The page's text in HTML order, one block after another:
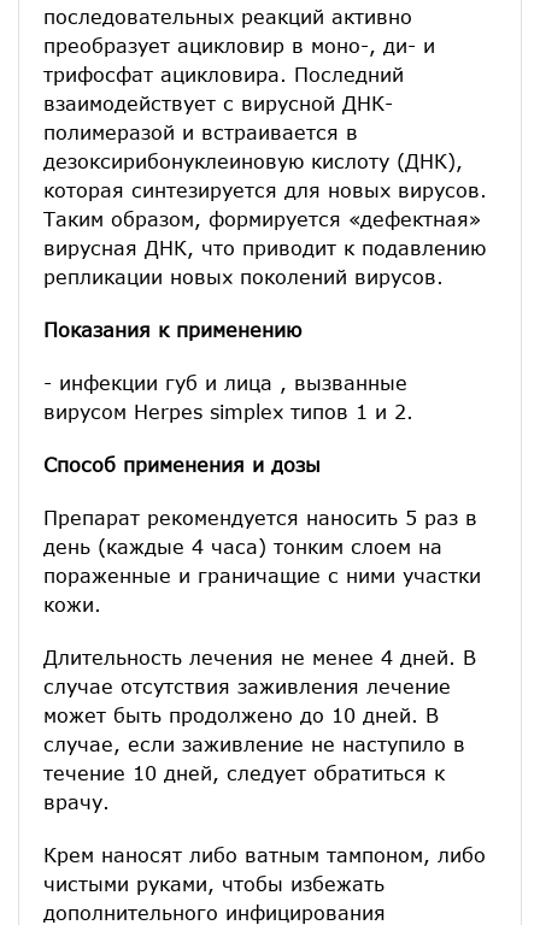
последовательных реакций активно
преобразует ацикловир в моно-, ди- и
трифосфат ацикловира. Последний
взаимодействует с вирусной ДНК-
полимеразой и встраивается в
дезоксирибонуклеиновую кислоту (ДНК),
которая синтезируется для новых вирусов.
Таким образом, формируется «дефектная»
вирусная ДНК, что приводит к подавлению
репликации новых поколений вирусов.
Показания к применению
- инфекции губ и лица , вызванные
вирусом Herpes simplex типов 1 и 2.
Способ применения и дозы
Препарат рекомендуется наносить 5 раз в
день (каждые 4 часа) тонким слоем на
пораженные и граничащие с ними участки
кожи.
Длительность лечения не менее 4 дней. В
случае отсутствия заживления лечение
может быть продолжено до 10 дней. В
случае, если заживление не наступило в
течение 10 дней, следует обратиться к
врачу.
Крем наносят либо ватным тампоном, либо
чистыми руками, чтобы избежать
дополнительного инфицирования